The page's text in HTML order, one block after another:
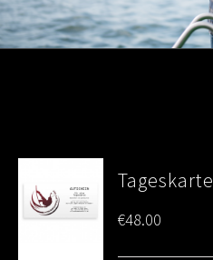
Tageskarte
€48.00